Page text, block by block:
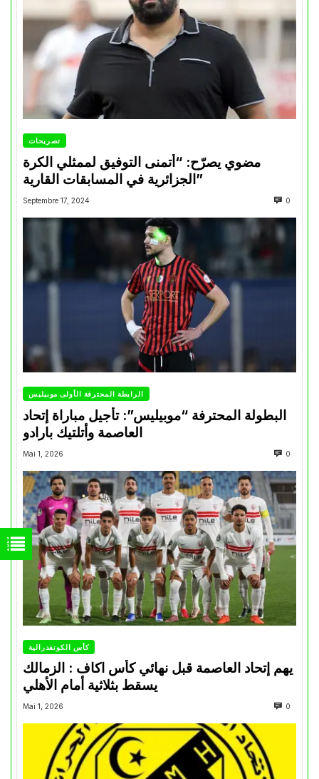
تصريحات
مضوي يصرّح: “أتمنى التوفيق لممثلي الكرة
الجزائرية في المسابقات القارية”
Septembre 17, 2024 0
الرابطة المحترفة الأولى موبيليس
البطولة المحترفة “موبيليس”: تأجيل مباراة إتحاد
العاصمة وأتلتيك بارادو
Mai 1, 2026 0
كأس الكونفدرالية
يهم إتحاد العاصمة قبل نهائي كأس اكاف : الزمالك
Mai 1, 2026 0